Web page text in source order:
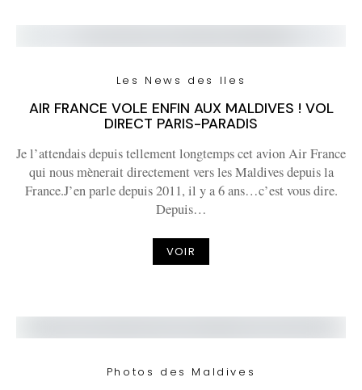
Les News des Iles
AIR FRANCE VOLE ENFIN AUX MALDIVES ! VOL
DIRECT PARIS-PARADIS
Je l’attendais depuis tellement longtemps cet avion Air France
qui nous mènerait directement vers les Maldives depuis la
France.J’en parle depuis 2011, il y a 6 ans…c’est vous dire.
Depuis…
VOIR
Photos des Maldives